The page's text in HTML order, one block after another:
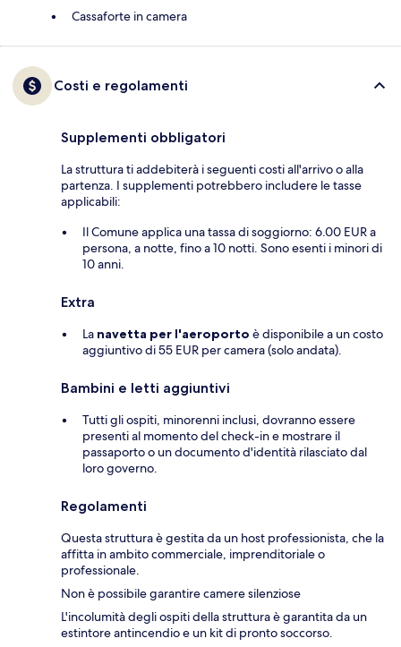
Cassaforte in camera
Costi e regolamenti
Supplementi obbligatori
La struttura ti addebiterà i seguenti costi all'arrivo o alla
partenza. I supplementi potrebbero includere le tasse
applicabili:
Il Comune applica una tassa di soggiorno: 6.00 EUR a
persona, a notte, fino a 10 notti. Sono esenti i minori di
10 anni.
Extra
La navetta per l'aeroporto è disponibile a un costo
aggiuntivo di 55 EUR per camera (solo andata).
Bambini e letti aggiuntivi
Tutti gli ospiti, minorenni inclusi, dovranno essere
presenti al momento del check-in e mostrare il
passaporto o un documento d'identità rilasciato dal
loro governo.
Regolamenti
Questa struttura è gestita da un host professionista, che la
affitta in ambito commerciale, imprenditoriale o
professionale.
Non è possibile garantire camere silenziose
L'incolumità degli ospiti della struttura è garantita da un
estintore antincendio e un kit di pronto soccorso.